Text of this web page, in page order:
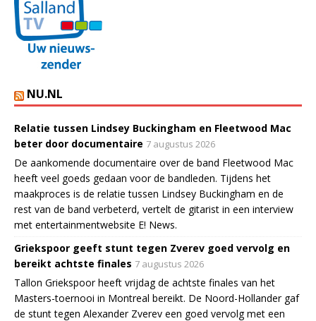
NU.NL
Relatie tussen Lindsey Buckingham en Fleetwood Mac
beter door documentaire 7 augustus 2026
De aankomende documentaire over de band Fleetwood Mac
heeft veel goeds gedaan voor de bandleden. Tijdens het
maakproces is de relatie tussen Lindsey Buckingham en de
rest van de band verbeterd, vertelt de gitarist in een interview
met entertainmentwebsite E! News.
Griekspoor geeft stunt tegen Zverev goed vervolg en
bereikt achtste finales 7 augustus 2026
Tallon Griekspoor heeft vrijdag de achtste finales van het
Masters-toernooi in Montreal bereikt. De Noord-Hollander gaf
de stunt tegen Alexander Zverev een goed vervolg met een